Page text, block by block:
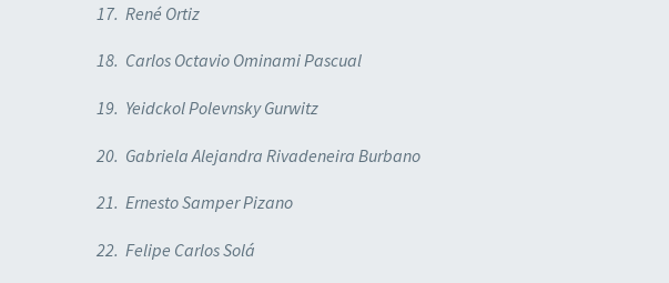
17. René Ortiz
18. Carlos Octavio Ominami Pascual
19. Yeidckol Polevnsky Gurwitz
20. Gabriela Alejandra Rivadeneira Burbano
21. Ernesto Samper Pizano
22. Felipe Carlos Solá